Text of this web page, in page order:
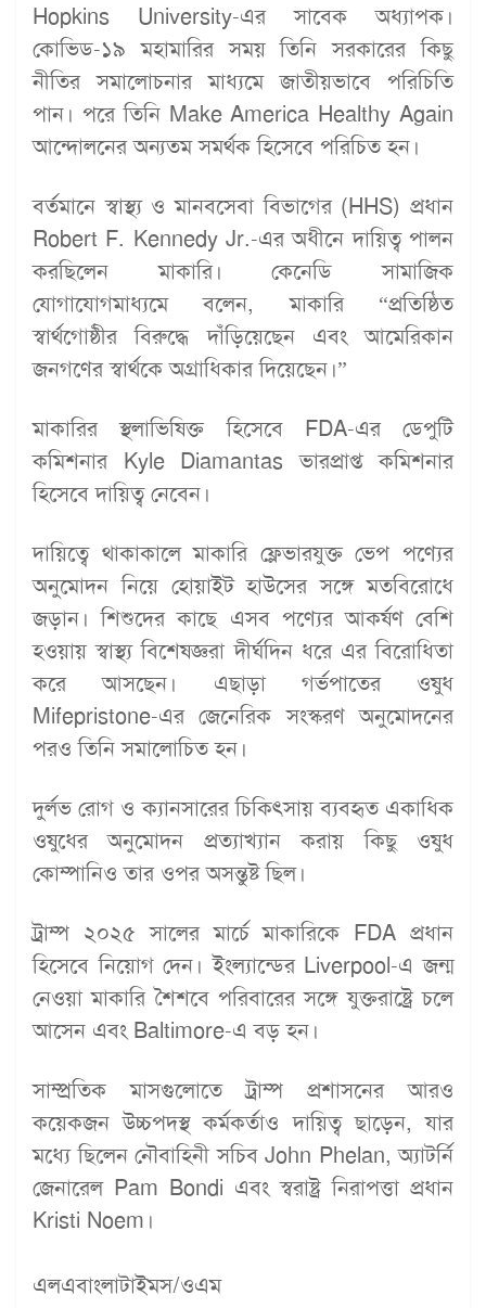
Hopkins University-এর সাবেক অধ্যাপক।
কোভিড-১৯ মহামারির সময় তিনি সরকারের কিছু
নীতির সমালোচনার মাধ্যমে জাতীয়ভাবে পরিচিতি
পান। পরে তিনি Make America Healthy Again
আন্দোলনের অন্যতম সমর্থক হিসেবে পরিচিত হন।
বর্তমানে স্বাস্থ্য ও মানবসেবা বিভাগের (HHS) প্রধান
Robert F. Kennedy Jr.-এর অধীনে দায়িত্ব পালন
করছিলেন মাকারি। কেনেডি সামাজিক
যোগাযোগমাধ্যমে বলেন, মাকারি “প্রতিষ্ঠিত
স্বার্থগোষ্ঠীর বিরুদ্ধে দাঁড়িয়েছেন এবং আমেরিকান
জনগণের স্বার্থকে অগ্রাধিকার দিয়েছেন।”
মাকারির স্থলাভিষিক্ত হিসেবে FDA-এর ডেপুটি
কমিশনার Kyle Diamantas ভারপ্রাপ্ত কমিশনার
হিসেবে দায়িত্ব নেবেন।
দায়িত্বে থাকাকালে মাকারি ফ্লেভারযুক্ত ভেপ পণ্যের
অনুমোদন নিয়ে হোয়াইট হাউসের সঙ্গে মতবিরোধে
জড়ান। শিশুদের কাছে এসব পণ্যের আকর্ষণ বেশি
হওয়ায় স্বাস্থ্য বিশেষজ্ঞরা দীর্ঘদিন ধরে এর বিরোধিতা
করে আসছেন। এছাড়া গর্ভপাতের ওষুধ
Mifepristone-এর জেনেরিক সংস্করণ অনুমোদনের
পরও তিনি সমালোচিত হন।
দুর্লভ রোগ ও ক্যানসারের চিকিৎসায় ব্যবহৃত একাধিক
ওষুধের অনুমোদন প্রত্যাখ্যান করায় কিছু ওষুধ
কোম্পানিও তার ওপর অসন্তুষ্ট ছিল।
ট্রাম্প ২০২৫ সালের মার্চে মাকারিকে FDA প্রধান
হিসেবে নিয়োগ দেন। ইংল্যান্ডের Liverpool-এ জন্ম
নেওয়া মাকারি শৈশবে পরিবারের সঙ্গে যুক্তরাষ্ট্রে চলে
আসেন এবং Baltimore-এ বড় হন।
সাম্প্রতিক মাসগুলোতে ট্রাম্প প্রশাসনের আরও
কয়েকজন উচ্চপদস্থ কর্মকর্তাও দায়িত্ব ছাড়েন, যার
মধ্যে ছিলেন নৌবাহিনী সচিব John Phelan, অ্যাটর্নি
জেনারেল Pam Bondi এবং স্বরাষ্ট্র নিরাপত্তা প্রধান
Kristi Noem।
এলএবাংলাটাইমস/ওএম